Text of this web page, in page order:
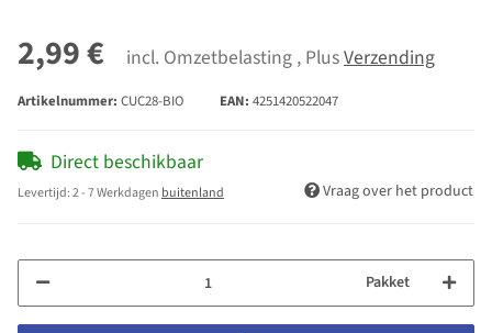
2,99 € incl. Omzetbelasting , PlusVerzending
Artikelnummer: CUC28-BIO EAN: 4251420522047
Direct beschikbaar
Levertijd:2 - 7 Werkdagen buitenland Vraag over het product
Pakket